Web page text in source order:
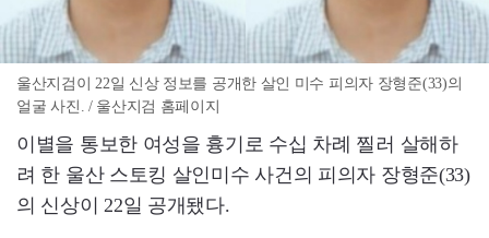
울산지검이 22일 신상 정보를 공개한 살인 미수 피의자 장형준(33)의
얼굴 사진. / 울산지검 홈페이지
이별을 통보한 여성을 흉기로 수십 차례 찔러 살해하
려 한 울산 스토킹 살인미수 사건의 피의자 장형준(33)
의 신상이 22일 공개됐다.